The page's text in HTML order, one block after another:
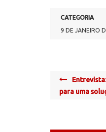
CATEGORIA
9 DE JANEIRO
Post
para uma